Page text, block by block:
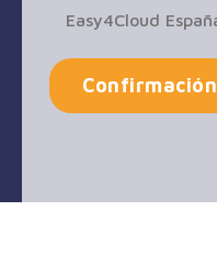
Easy4Cloud